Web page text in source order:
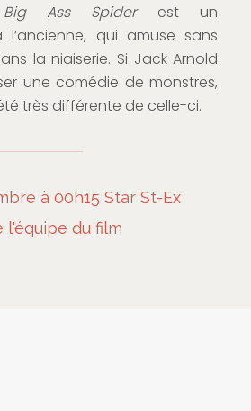
Big Ass Spider est un
l’ancienne, qui amuse sans
la niaiserie. Si Jack Arnold
une comédie de monstres,
très différente de celle-ci.
à 00h15 Star St-Ex
l'équipe du film